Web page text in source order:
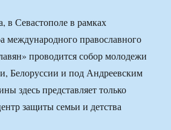
в Севастополе в рамках
международного православного
проводится собор молодежи
Белоруссии и под Андреевским
здесь представляет только
защиты семьи и детства